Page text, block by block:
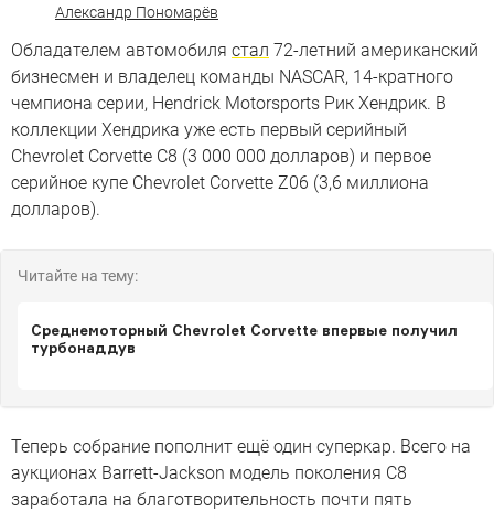
Александр Пономарёв
Обладателем автомобиля стал 72-летний американский
бизнесмен и владелец команды NASCAR, 14-кратного
чемпиона серии, Hendrick Motorsports Рик Хендрик. В
коллекции Хендрика уже есть первый серийный
Chevrolet Corvette C8 (3 000 000 долларов) и первое
серийное купе Chevrolet Corvette Z06 (3,6 миллиона
долларов).
Читайте на тему:
Среднемоторный Chevrolet Corvette впервые получил
турбонаддув
Теперь собрание пополнит ещё один суперкар. Всего на
аукционах Barrett-Jackson модель поколения C8
заработала на благотворительность почти пять